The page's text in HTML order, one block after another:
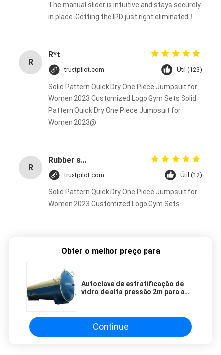
The manual slider is intuitive and stays securely
in place. Getting the IPD just right eliminated！
R
R*t
trustpilot.com Útil (123)
Solid Pattern Quick Dry One Piece Jumpsuit for
Women 2023 Customized Logo Gym Sets Solid
Pattern Quick Dry One Piece Jumpsuit for
Women 2023@
R
Rubber solid forklift tires For material handling forklift
trustpilot.com Útil (12)
Solid Pattern Quick Dry One Piece Jumpsuit for
Women 2023 Customized Logo Gym Sets
Obter o melhor preço para
Autoclave de estratificação de
vidro de alta pressão 2m para a
Continue